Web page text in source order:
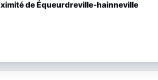
de Équeurdreville-hainneville